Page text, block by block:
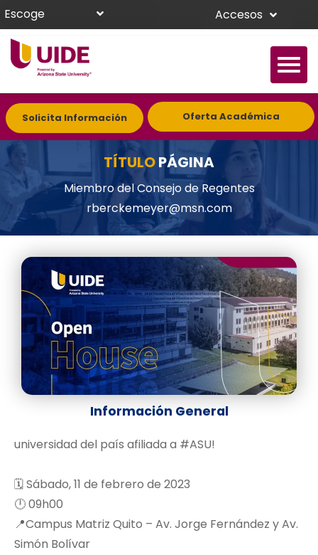
Escoge Accesos
Solicita Información Oferta Académica
TÍTULOPÁGINA
Miembro del Consejo de Regentes
rberckemeyer@msn.com
Información General
universidad del país afiliada a #ASU!
🗓️ Sábado, 11 de febrero de 2023
🕛 09h00
📍Campus Matriz Quito – Av. Jorge Fernández y Av.
Simón Bolívar